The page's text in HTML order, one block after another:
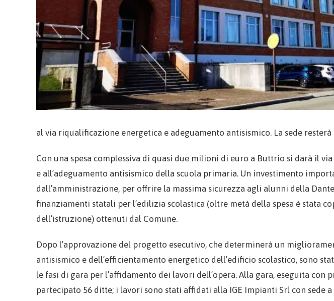
al via riqualificazione energetica e adeguamento antisismico. La sede
Con una spesa complessiva di quasi due milioni di euro a Buttrio si darà il
e all’adeguamento antisismico della scuola primaria. Un investimento
dall’amministrazione, per offrire la massima sicurezza agli alunni della
finanziamenti statali per l’edilizia scolastica (oltre metà della spesa è stata
dell’istruzione) ottenuti dal Comune.
Dopo l’approvazione del progetto esecutivo, che determinerà un
antisismico e dell’efficientamento energetico dell’edificio scolastico, sono
le fasi di gara per l’affidamento dei lavori dell’opera. Alla gara, eseguita con
partecipato 56 ditte; i lavori sono stati affidati alla IGE Impianti Srl con sede a